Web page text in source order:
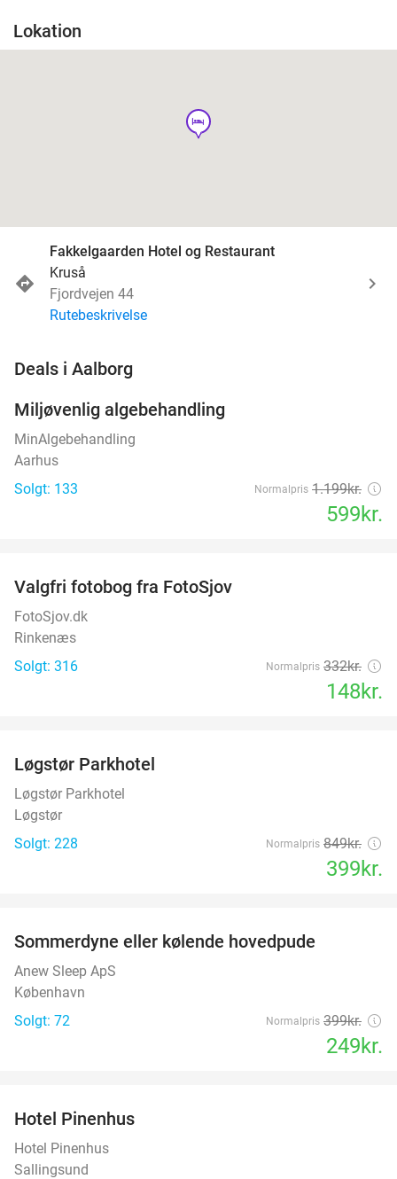
Lokation
hotel
Fakkelgaarden Hotel og Restaurant
Kruså
Fjordvejen 44
Rutebeskrivelse
Deals i Aalborg
Miljøvenlig algebehandling
MinAlgebehandling
Aarhus
Solgt: 133
Normalpris 1.199kr.
599kr.
Valgfri fotobog fra FotoSjov
FotoSjov.dk
Rinkenæs
Solgt: 316
Normalpris 332kr.
148kr.
Løgstør Parkhotel
Løgstør Parkhotel
Løgstør
Solgt: 228
Normalpris 849kr.
399kr.
Sommerdyne eller kølende hovedpude
Anew Sleep ApS
København
Solgt: 72
Normalpris 399kr.
249kr.
Hotel Pinenhus
Hotel Pinenhus
Sallingsund